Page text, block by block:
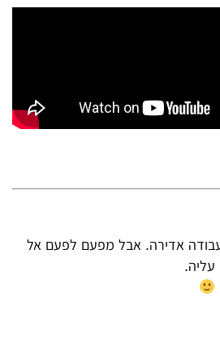
עבודה אדירה. אבל מפעם לפעם אל